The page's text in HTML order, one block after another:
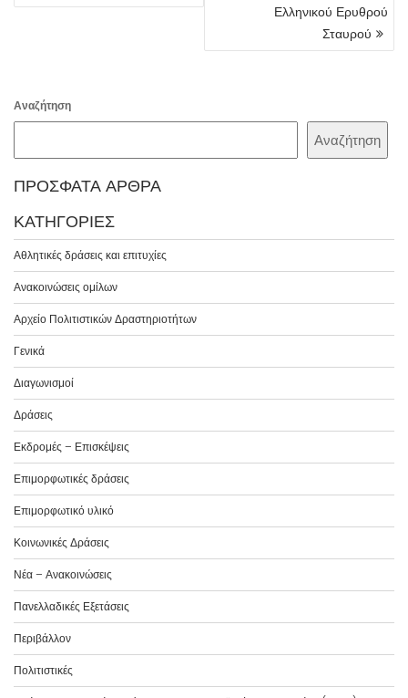
Ελληνικού Ερυθρού
Σταυρού
Αναζήτηση
Αναζήτηση
ΠΡΌΣΦΑΤΑ ΆΡΘΡΑ
ΚΑΤΗΓΟΡΊΕΣ
Αθλητικές δράσεις και επιτυχίες
Ανακοινώσεις ομίλων
Αρχείο Πολιτιστικών Δραστηριοτήτων
Γενικά
Διαγωνισμοί
Δράσεις
Εκδρομές – Επισκέψεις
Επιμορφωτικές δράσεις
Επιμορφωτικό υλικό
Κοινωνικές Δράσεις
Νέα – Ανακοινώσεις
Πανελλαδικές Εξετάσεις
Περιβάλλον
Πολιτιστικές